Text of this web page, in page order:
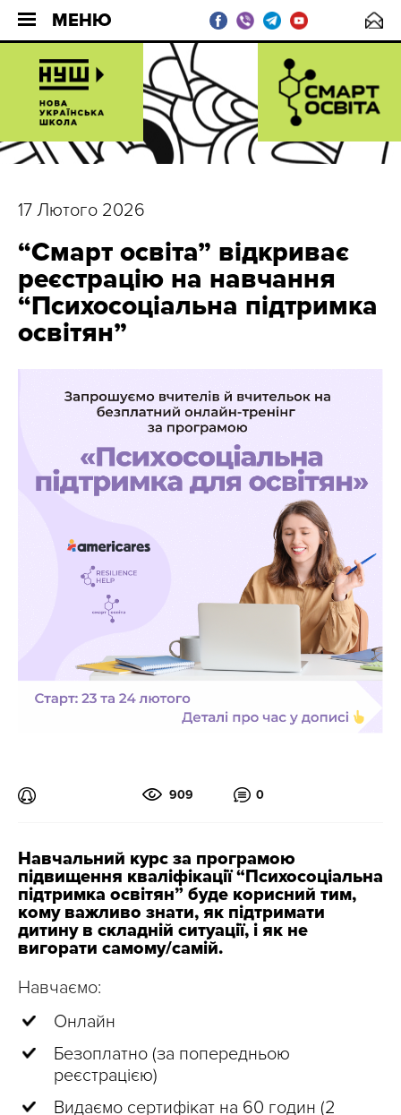
МЕНЮ
17 Лютого 2026
“Смарт освіта” відкриває
реєстрацію на навчання
“Психосоціальна підтримка
освітян”
909 0
Навчальний курс за програмою
підвищення кваліфікації “Психосоціальна
підтримка освітян” буде корисний тим,
кому важливо знати, як підтримати
дитину в складній ситуації, і як не
вигорати самому/самій.
Навчаємо:
Онлайн
Безоплатно (за попередньою
реєстрацією)
Видаємо сертифікат на 60 годин (2